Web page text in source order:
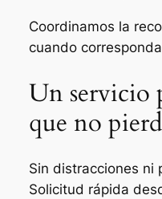
Coordinamos la
cuando
Un servicio
que no
Sin distracciones ni
Solicitud rápida